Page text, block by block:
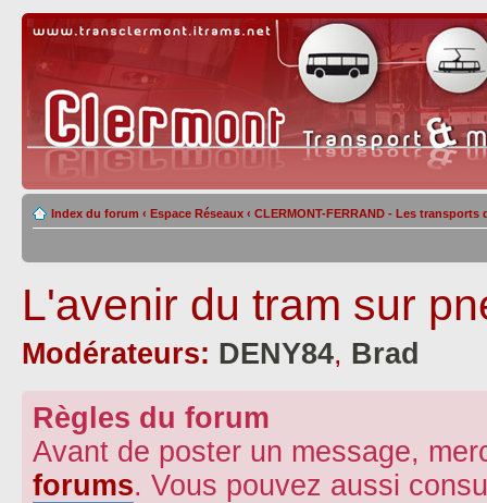
Index du forum ‹ Espace Réseaux ‹ CLERMONT-FERRAND - Les transports
L'avenir du tram sur
Modérateurs: DENY84, Brad
Règles du forum
Avant de poster un message,
forums. Vous pouvez aussi